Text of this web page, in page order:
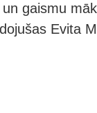
gaismu
Evita